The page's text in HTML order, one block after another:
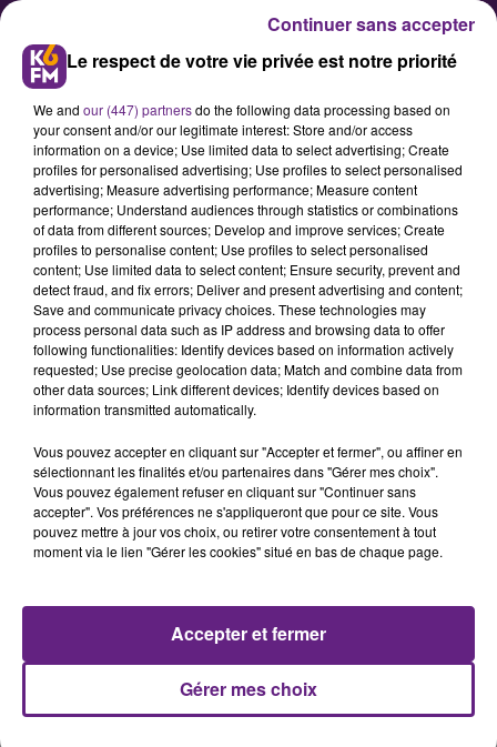
DFCO/Girondins de Bordeaux :
La billeterie est ouverte
Le samedi 24 août (20h00) se profile
le deuxième rendez-vous de la
saison au stade Gaston-Gérard.
Publié : 14 août 2019 à 5h00 par Franck PELLOUX
Le respect de votre vie privée est notre priorité
We and our (447) partnersdo the following data processing based on
your consent and/or our legitimate interest: Store and/or access
information on a device; Use limited data to select advertising; Create
profiles for personalised advertising; Use profiles to select personalised
advertising; Measure advertising performance; Measure content
performance; Understand audiences through statistics or combinations
of data from different sources; Develop and improve services; Create
profiles to personalise content; Use profiles to select personalised
content; Use limited data to select content; Ensure security, prevent and
detect fraud, and fix errors; Deliver and present advertising and content;
Save and communicate privacy choices. These technologies may
process personal data such as IP address and browsing data to offer
following functionalities: Identify devices based on information actively
requested; Use precise geolocation data; Match and combine data from
other data sources; Link different devices; Identify devices based on
information transmitted automatically.
Vous pouvez accepter en cliquant sur "Accepter et fermer", ou affiner en
sélectionnant les finalités et/ou partenaires dans "Gérer mes choix".
Vous pouvez également refuser en cliquant sur "Continuer sans
accepter". Vos préférences ne s'appliqueront que pour ce site. Vous
pouvez mettre à jour vos choix, ou retirer votre consentement à tout
moment via le lien "Gérer les cookies" situé en bas de chaque page.
Gérer mes choix
Accepter et fermer
Continuer sans accepter